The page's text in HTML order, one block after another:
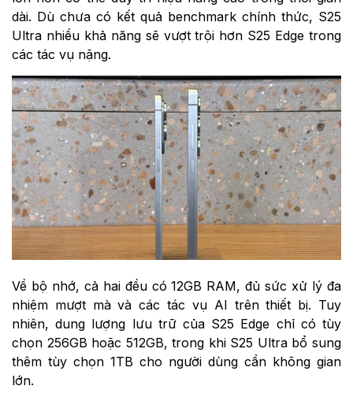
dài. Dù chưa có kết quả benchmark chính thức, S25
Ultra nhiều khả năng sẽ vượt trội hơn S25 Edge trong
các tác vụ nặng.
Về bộ nhớ, cả hai đều có 12GB RAM, đủ sức xử lý đa
nhiệm mượt mà và các tác vụ AI trên thiết bị. Tuy
nhiên, dung lượng lưu trữ của S25 Edge chỉ có tùy
chọn 256GB hoặc 512GB, trong khi S25 Ultra bổ sung
thêm tùy chọn 1TB cho người dùng cần không gian
lớn.